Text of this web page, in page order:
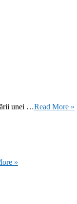
unei …Read More »
»